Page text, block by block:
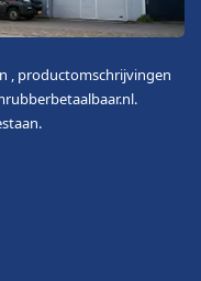
, productomschrijvingen